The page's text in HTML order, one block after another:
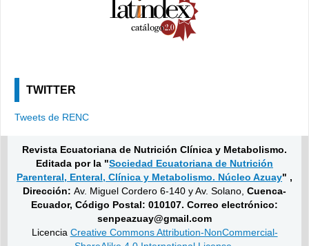
TWITTER
Tweets de RENC
Revista Ecuatoriana de Nutrición Clínica y Metabolismo.
Editada por la "Sociedad Ecuatoriana de Nutrición
Parenteral, Enteral, Clínica y Metabolismo. Núcleo Azuay" ,
Dirección: Av. Miguel Cordero 6-140 y Av. Solano, Cuenca-
Ecuador, Código Postal: 010107. Correo electrónico:
senpeazuay@gmail.com
Licencia Creative Commons Attribution-NonCommercial-